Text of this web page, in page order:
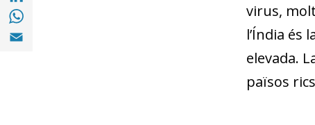
Compartir a with Whatsapp (opens in a
Compartir a Email (opens in a new window)
virus,
l’Índia
elevada.
països